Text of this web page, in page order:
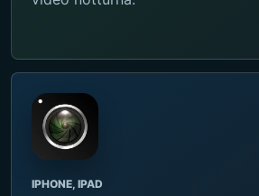
IPHONE, IPAD